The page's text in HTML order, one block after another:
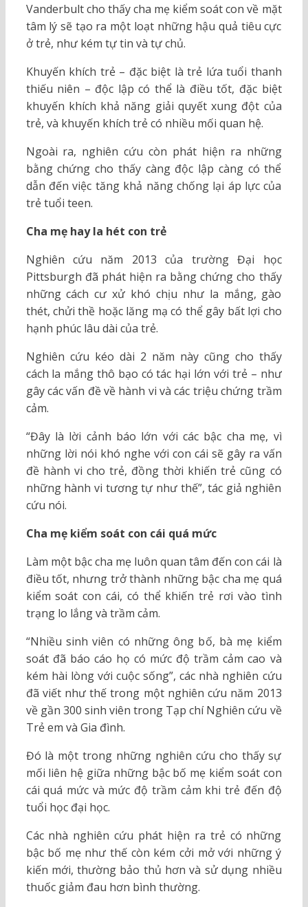
Vanderbult cho thấy cha mẹ kiểm soát con về mặt
tâm lý sẽ tạo ra một loạt những hậu quả tiêu cực
ở trẻ, như kém tự tin và tự chủ.
Khuyến khích trẻ – đặc biệt là trẻ lứa tuổi thanh
thiếu niên – độc lập có thể là điều tốt, đặc biệt
khuyến khích khả năng giải quyết xung đột của
trẻ, và khuyến khích trẻ có nhiều mối quan hệ.
Ngoài ra, nghiên cứu còn phát hiện ra những
bằng chứng cho thấy càng độc lập càng có thể
dẫn đến việc tăng khả năng chống lại áp lực của
trẻ tuổi teen.
Cha mẹ hay la hét con trẻ
Nghiên cứu năm 2013 của trường Đại học
Pittsburgh đã phát hiện ra bằng chứng cho thấy
những cách cư xử khó chịu như la mắng, gào
thét, chửi thề hoặc lăng mạ có thể gây bất lợi cho
hạnh phúc lâu dài của trẻ.
Nghiên cứu kéo dài 2 năm này cũng cho thấy
cách la mắng thô bạo có tác hại lớn với trẻ – như
gây các vấn đề về hành vi và các triệu chứng trầm
cảm.
“Đây là lời cảnh báo lớn với các bậc cha mẹ, vì
những lời nói khó nghe với con cái sẽ gây ra vấn
đề hành vi cho trẻ, đồng thời khiến trẻ cũng có
những hành vi tương tự như thế”, tác giả nghiên
cứu nói.
Cha mẹ kiểm soát con cái quá mức
Làm một bậc cha mẹ luôn quan tâm đến con cái là
điều tốt, nhưng trở thành những bậc cha mẹ quá
kiểm soát con cái, có thể khiến trẻ rơi vào tình
trạng lo lắng và trầm cảm.
“Nhiều sinh viên có những ông bố, bà mẹ kiểm
soát đã báo cáo họ có mức độ trầm cảm cao và
kém hài lòng với cuộc sống”, các nhà nghiên cứu
đã viết như thế trong một nghiên cứu năm 2013
về gần 300 sinh viên trong Tạp chí Nghiên cứu về
Trẻ em và Gia đình.
Đó là một trong những nghiên cứu cho thấy sự
mối liên hệ giữa những bậc bố mẹ kiểm soát con
cái quá mức và mức độ trầm cảm khi trẻ đến độ
tuổi học đại học.
Các nhà nghiên cứu phát hiện ra trẻ có những
bậc bố mẹ như thế còn kém cởi mở với những ý
kiến mới, thường bảo thủ hơn và sử dụng nhiều
thuốc giảm đau hơn bình thường.